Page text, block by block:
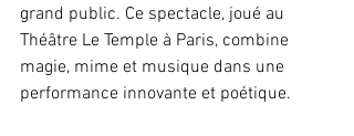
grand public. Ce spectacle, joué au
Théâtre Le Temple à Paris, combine
magie, mime et musique dans une
performance innovante et poétique.